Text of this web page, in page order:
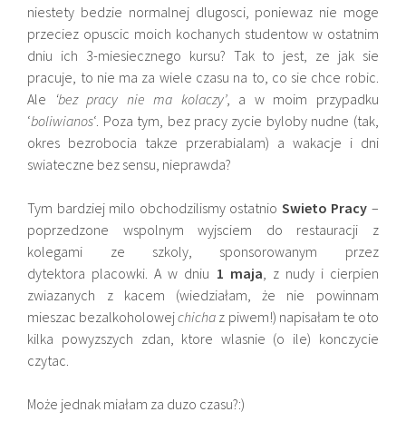
niestety bedzie normalnej dlugosci, poniewaz nie moge
przeciez opuscic moich kochanych studentow w ostatnim
dniu ich 3-miesiecznego kursu? Tak to jest, ze jak sie
pracuje, to nie ma za wiele czasu na to, co sie chce robic.
Ale
‘bez pracy nie ma kolaczy’, a w moim przypadku
‘boliwianos‘. Poza tym, bez pracy zycie byloby nudne (tak,
okres bezrobocia takze przerabialam) a wakacje i dni
swiateczne bez sensu, nieprawda?
Tym bardziej milo obchodzilismy ostatnio Swieto Pracy –
poprzedzone wspolnym wyjsciem do restauracji z
kolegami ze szkoly, sponsorowanym przez
dytektora placowki. A w dniu 1 maja, z nudy i cierpien
zwiazanych z kacem (wiedziałam, że nie powinnam
mieszac bezalkoholowejchicha z piwem!) napisałam te oto
kilka powyzszych zdan, ktore wlasnie (o ile) konczycie
czytac.
Może jednak miałam za duzo czasu?:)